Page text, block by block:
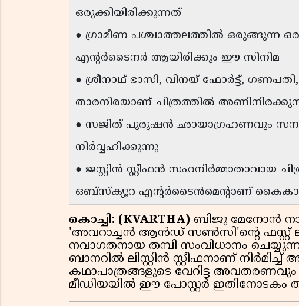
ഒരുക്കിയിരിക്കുന്നത്
● ഗ്രാമീണ പശ്ചാത്തലത്തിൽ ഒരുങ്ങുന്ന
എന്റർടൈനർ ആയിരിക്കും ഈ സിനിമ
● ശ്രീനാഥ് ഭാസി, വിനയ് ഫോർട്ട്,
താരനിരയാണ് ചിത്രത്തിൽ
● സജിത് പുരുഷൻ ഛായാഗ്രഹണവും
നിർവ്വഹിക്കുന്നു
● ജസ്റ്റിൻ സ്റ്റീഫൻ സഹനിർമ്മാതാവായ
ഒബ്സ്ക്യൂറ എന്റർടൈൻമെന്റാണ്
കൊച്ചി: (KVARTHA) ബിജു മേനോൻ
'അവറാച്ചൻ ആൻഡ് സൺസി'ൻ്റെ ഫസ്റ്റ്
നവാഗതനായ തമ്പി സംവിധാനം
ബാനറിൽ ലിസ്റ്റിൻ സ്റ്റീഫനാണ് നിർമിച്ച്
കഥാപാത്രങ്ങളുടെ വേറിട്ട
മീഡിയയിൽ ഈ പോസ്റ്റർ ഇതിനോടകം